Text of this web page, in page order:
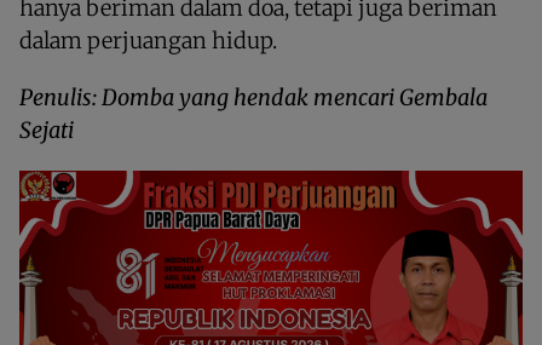
hanya beriman dalam doa, tetapi juga beriman
dalam perjuangan hidup.
Penulis: Domba yang hendak mencari Gembala
Sejati